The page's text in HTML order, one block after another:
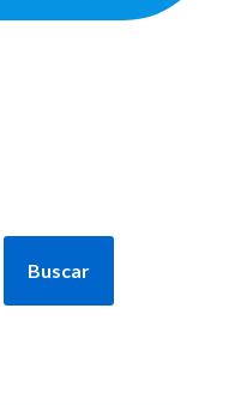
Buscar